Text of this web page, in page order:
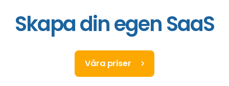
Skapa din egen SaaS
Våra priser